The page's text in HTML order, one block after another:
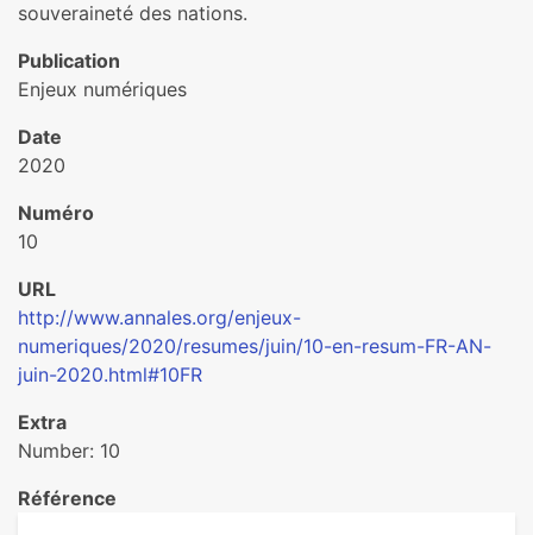
souveraineté des nations.
Publication
Enjeux numériques
Date
2020
Numéro
10
URL
http://www.annales.org/enjeux-
numeriques/2020/resumes/juin/10-en-resum-FR-AN-
juin-2020.html#10FR
Extra
Number: 10
Référence